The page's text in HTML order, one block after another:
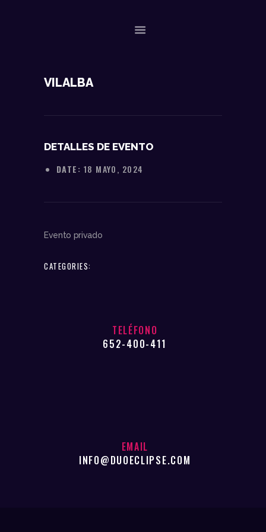
NOSOTROS
ACTUACIONES
VILALBA
DETALLES DE EVENTO
DATE: 18 MAYO, 2024
Evento privado
CATEGORIES:
TELÉFONO
652-400-411
EMAIL
INFO@DUOECLIPSE.COM